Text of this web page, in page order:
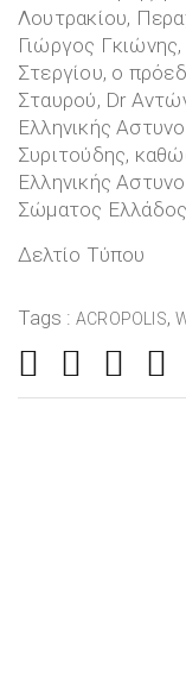
Λουτρακίου,
Γιώργος
Στεργίου, ο
Σταυρού, Dr
Ελληνικής
Συριτούδης,
Ελληνικής
Σώματος Ελλάδος.
Δελτίο Τύπου
Tags : ACROPOLIS,